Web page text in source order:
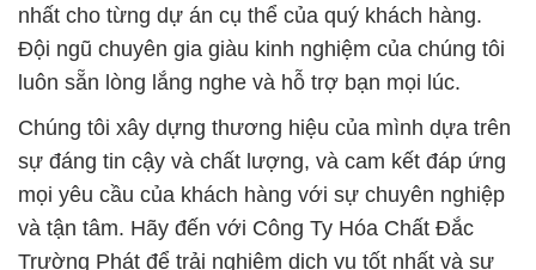
nhất cho từng dự án cụ thể của quý khách hàng.
Đội ngũ chuyên gia giàu kinh nghiệm của chúng tôi
luôn sẵn lòng lắng nghe và hỗ trợ bạn mọi lúc.
Chúng tôi xây dựng thương hiệu của mình dựa trên
sự đáng tin cậy và chất lượng, và cam kết đáp ứng
mọi yêu cầu của khách hàng với sự chuyên nghiệp
và tận tâm. Hãy đến với Công Ty Hóa Chất Đắc
Trường Phát để trải nghiệm dịch vụ tốt nhất và sự